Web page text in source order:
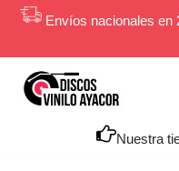
contenido
Envíos nacionales en
Nuestra